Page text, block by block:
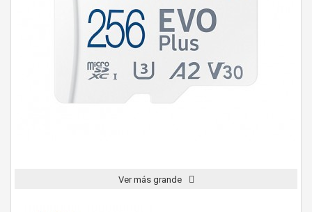
Ver más grande